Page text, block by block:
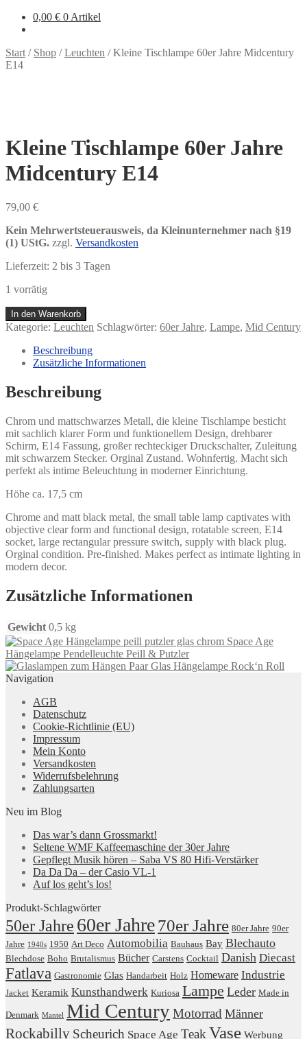
0,00 € 0 Artikel
Start / Shop /Leuchten /Kleine Tischlampe 60er Jahre Midcentury
E14
Kleine Tischlampe 60er Jahre
Midcentury E14
79,00 €
Kein Mehrwertsteuerausweis, da Kleinunternehmer nach §19
(1) UStG. zzgl. Versandkosten
Lieferzeit: 2 bis 3 Tagen
1 vorrätig
Kleine
Tischlampe
Jahre
Midcentury
Menge
In den Warenkorb
Kategorie: Leuchten Schlagwörter: 60er Jahre, Lampe, Mid Century
Beschreibung
Zusätzliche Informationen
Beschreibung
Chrom und mattschwarzes Metall, die kleine Tischlampe besticht
mit sachlich klarer Form und funktionellem Design, drehbarer
Schirm, E14 Fassung, großer rechteckiger Druckschalter, Zuleitung
mit schwarzem Stecker. Orginal Zustand. Wohnfertig. Macht sich
perfekt als intime Beleuchtung in moderner Einrichtung.
Höhe ca. 17,5 cm
Chrome and matt black metal, the small table lamp captivates with
objective clear form and functional design, rotatable screen, E14
socket, large rectangular pressure switch, supply with black plug.
Orginal condition. Pre-finished. Makes perfect as intimate lighting in
modern decor.
Zusätzliche Informationen
Gewicht 0,5 kg
Space Age
Hängelampe Pendelleuchte Peill & Putzler
Paar Glas Hängelampe Rock‘n Roll
Navigation
AGB
Datenschutz
Cookie-Richtlinie (EU)
Impressum
Mein Konto
Versandkosten
Widerrufsbelehrung
Zahlungsarten
Neu im Blog
Das war’s dann Grossmarkt!
Seltene WMF Kaffeemaschine der 30er Jahre
Gepflegt Musik hören – Saba VS 80 Hifi-Verstärker
Da Da Da – der Casio VL-1
Auf los geht’s los!
Produkt-Schlagwörter
50er Jahre 60er Jahre70er Jahre 80er Jahre 90er
Jahre 1940s 1950 Art Deco Automobilia Bauhaus Bay Blechauto
Blechdose Boho Brutalismus Bücher Carstens Cocktail Danish Diecast
Fatlava Gastronomie Glas Handarbeit Holz Homeware Industrie
Jacket Keramik Kunsthandwerk Kuriosa Lampe Leder Made in
Denmark Mantel Mid CenturyMotorrad Männer
Rockabilly Scheurich Space Age Teak Vase Werbung